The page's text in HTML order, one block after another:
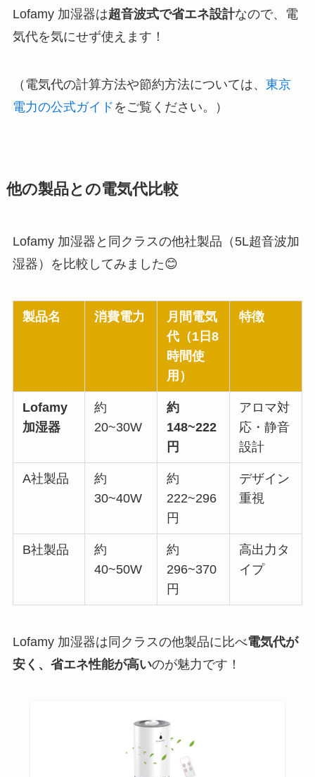
Lofamy 加湿器は超音波式で省エネ設計なので、電
気代を気にせず使えます！
（電気代の計算方法や節約方法については、 東京
電力の公式ガイド をご覧ください。）
他の製品との電気代比較
Lofamy 加湿器と同クラスの他社製品（5L超音波加
湿器）を比較してみました😊
製品名 消費電力
月間電気
代（1日8
時間使
用）
特徴
Lofamy
加湿器
約
20~30W
約
148~222
円
アロマ対
応・静音
設計
A社製品
約
30~40W
約
222~296
円
デザイン
重視
B社製品
約
40~50W
約
296~370
円
高出力タ
イプ
Lofamy 加湿器は同クラスの他製品に比べ電気代が
安く、省エネ性能が高いのが魅力です！